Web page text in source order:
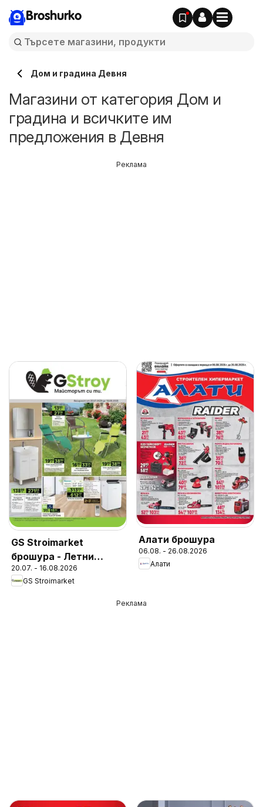
Broshurko
Дом и градина Девня
Магазини от категория Дом и
градина и всичките им
предложения в Девня
GS Stroimarket
брошура - Летни
предложения
20.07. - 16.08.2026
GS Stroimarket
Алати брошура
06.08. - 26.08.2026
Алати
Реклама
Реклама